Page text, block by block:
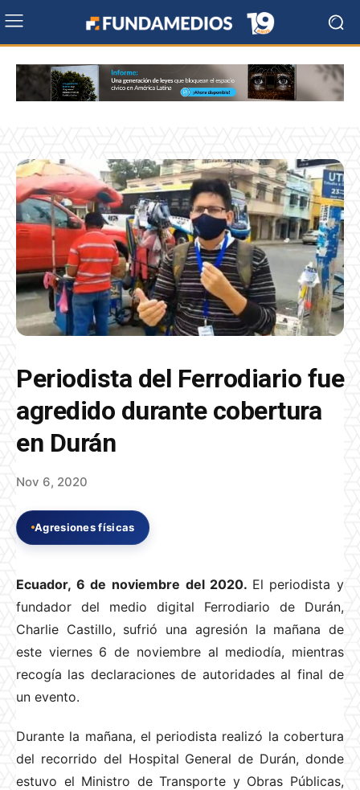
Periodista del Ferrodiario fue
agredido durante cobertura
en Durán
Nov 6, 2020
Agresiones físicas
Ecuador, 6 de noviembre del 2020. El periodista y
fundador del medio digital Ferrodiario de Durán,
Charlie Castillo, sufrió una agresión la mañana de
este viernes 6 de noviembre al mediodía, mientras
recogía las declaraciones de autoridades al final de
un evento.
Durante la mañana, el periodista realizó la cobertura
del recorrido del Hospital General de Durán, donde
estuvo el Ministro de Transporte y Obras Públicas,